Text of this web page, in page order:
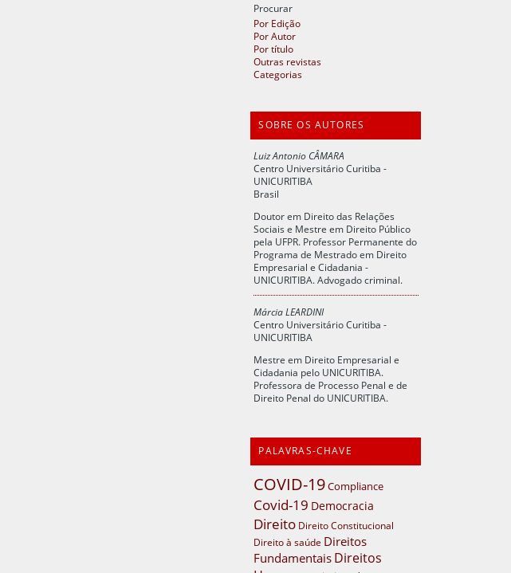
Procurar
Por Edição
Por Autor
Por título
Outras revistas
Categorias
SOBRE OS AUTORES
Luiz Antonio CÂMARA
Centro Universitário Curitiba -
UNICURITIBA
Brasil
Doutor em Direito das Relações
Sociais e Mestre em Direito Público
pela UFPR. Professor Permanente do
Programa de Mestrado em Direito
Empresarial e Cidadania -
UNICURITIBA. Advogado criminal.
Márcia LEARDINI
Centro Universitário Curitiba -
UNICURITIBA
Mestre em Direito Empresarial e
Cidadania pelo UNICURITIBA.
Professora de Processo Penal e de
Direito Penal do UNICURITIBA.
PALAVRAS-CHAVE
COVID-19Compliance
Covid-19 Democracia
Direito Direito Constitucional
Direito à saúde Direitos
Fundamentais Direitos